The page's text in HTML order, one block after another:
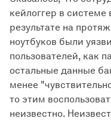
кейлоггер в
результате на
ноутбуков были
пользователей, как
остальные данные
менее
то этим
неизвестно.